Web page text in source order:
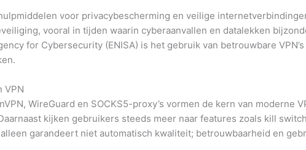
voor privacybescherming en veilige
vooral in tijden waarin cyberaanvallen en datalekken
for Cybersecurity (ENISA) is het gebruik van betrouwbare
VPN
WireGuard en SOCKS5-proxy’s vormen de kern van moderne
kijken gebruikers steeds meer naar features zoals kill
garandeert niet automatisch kwaliteit; betrouwbaarheid en